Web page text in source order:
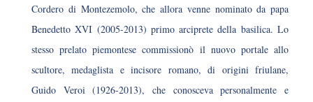
Cordero di Montezemolo, che allora venne nominato da papa
Benedetto XVI (2005-2013) primo arciprete della basilica. Lo
stesso prelato piemontese commissionò il nuovo portale allo
scultore, medaglista e incisore romano, di origini friulane,
Guido Veroi (1926-2013), che conosceva personalmente e